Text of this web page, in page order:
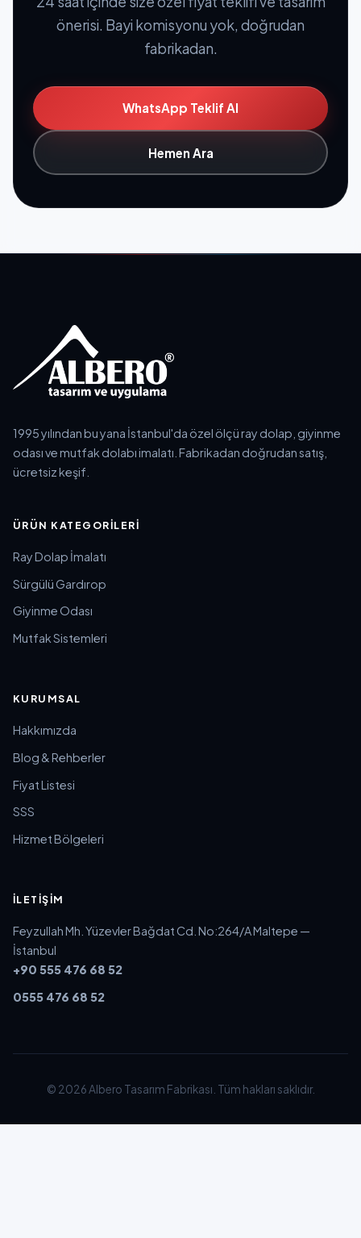
önerisi. Bayi komisyonu yok, doğrudan
fabrikadan.
WhatsApp Teklif Al
Hemen Ara
1995 yılından bu yana İstanbul'da özel ölçü ray dolap, giyinme
odası ve mutfak dolabı imalatı. Fabrikadan doğrudan satış,
ücretsiz keşif.
ÜRÜN KATEGORILERI
Ray Dolap İmalatı
Sürgülü Gardırop
Giyinme Odası
Mutfak Sistemleri
KURUMSAL
Hakkımızda
Blog & Rehberler
Fiyat Listesi
SSS
Hizmet Bölgeleri
İLETIŞIM
Feyzullah Mh. Yüzevler Bağdat Cd. No:264/A Maltepe —
İstanbul
+90 555 476 68 52
0555 476 68 52
© 2026 Albero Tasarım Fabrikası. Tüm hakları saklıdır.